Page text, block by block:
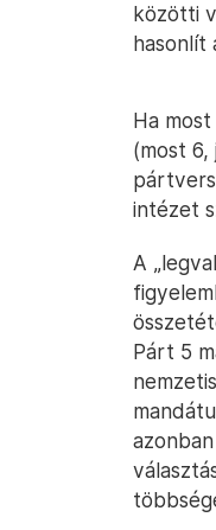
közötti
hasonlít
Ha
(most 6,
intézet
A
Párt 5